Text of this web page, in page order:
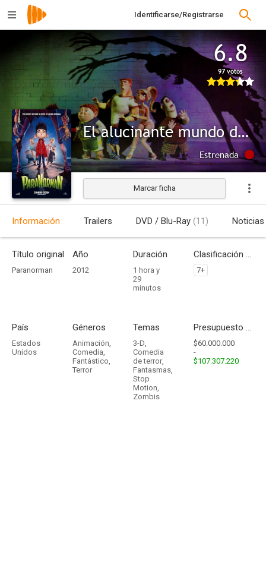
Identificarse/Registrarse
6.8
97 votos
El alucinante mundo de Norman
Estrenada
Marcar ficha
Información Trailers DVD / Blu-Ray (11) Noticias
Título original
Paranorman
Año
2012
Duración
1 hora y
29
minutos
Clasificación por edades
7+
País
Estados
Unidos
Géneros
Animación,
Comedia,
Fantástico,
Terror
Temas
3-D,
Comedia
de terror,
Fantasmas,
Stop
Motion,
Zombis
Presupuesto - Ingresos
$60.000.000
-
$107.307.220